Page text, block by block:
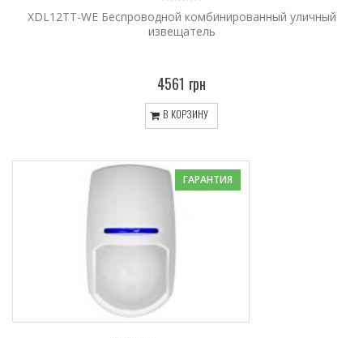
XDL12TT-WE Беспроводной комбинированный уличный
извещатель
4561 грн
В КОРЗИНУ
ГАРАНТИЯ